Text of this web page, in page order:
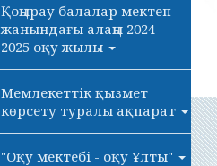
Қоңырау балалар мектеп
жанындағы алаңы 2024-
2025 оқу жылы
Мемлекеттік қызмет
көрсету туралы ақпарат
"Оқу мектебі - оқу Ұлты"